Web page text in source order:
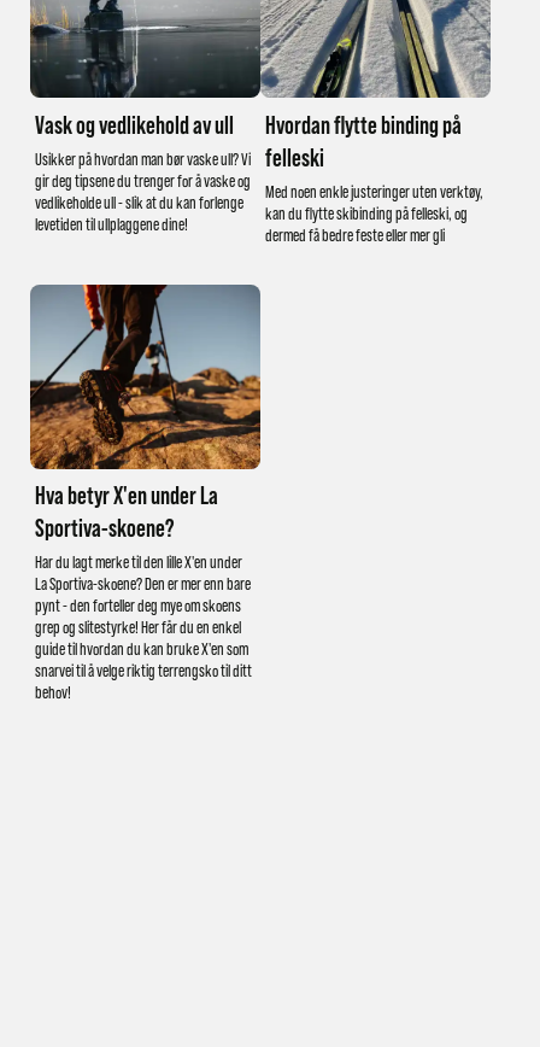
Vask og vedlikehold av ull
Usikker på hvordan man bør vaske ull? Vi
gir deg tipsene du trenger for å vaske og
vedlikeholde ull - slik at du kan forlenge
levetiden til ullplaggene dine!
Hvordan flytte binding på
felleski
Med noen enkle justeringer uten verktøy,
kan du flytte skibinding på felleski, og
dermed få bedre feste eller mer gli
Hva betyr X'en under La
Sportiva-skoene?
Har du lagt merke til den lille X'en under
La Sportiva-skoene? Den er mer enn bare
pynt - den forteller deg mye om skoens
grep og slitestyrke! Her får du en enkel
guide til hvordan du kan bruke X'en som
snarvei til å velge riktig terrengsko til ditt
behov!